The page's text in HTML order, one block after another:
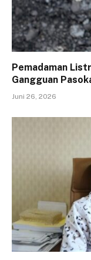
Pemadaman
Gangguan
Juni 26, 2026